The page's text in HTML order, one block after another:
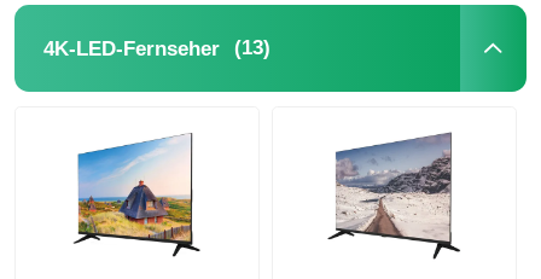
4K-LED-Fernseher (13)